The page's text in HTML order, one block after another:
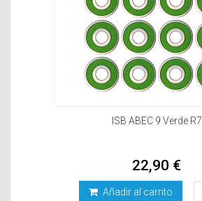
ISB ABEC 9 Verde R7
22,90 €
Añadir al carrito